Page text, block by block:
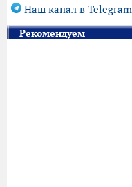
Наш канал в Telegram
Рекомендуем